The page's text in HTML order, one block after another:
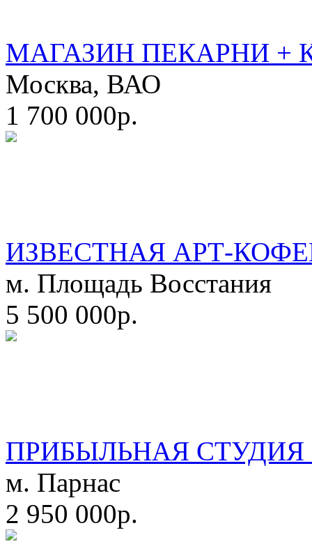
МАГАЗИН ПЕКАРНИ +
Москва, ВАО
1 700 000р.
ИЗВЕСТНАЯ АРТ-
м. Площадь Восстания
5 500 000р.
ПРИБЫЛЬНАЯ СТУДИЯ
м. Парнас
2 950 000р.